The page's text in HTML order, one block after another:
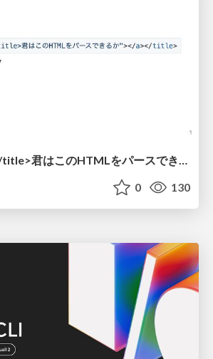
<title><a id="</title>君はこのHTMLをパースできるか"></a></title> #雑LT_study
0 130